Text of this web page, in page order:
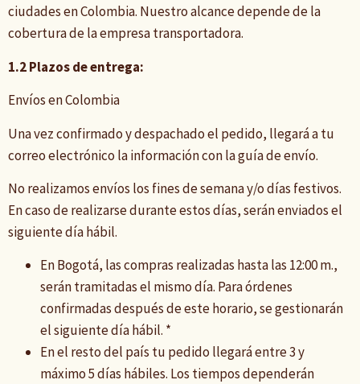
ciudades en Colombia. Nuestro alcance depende de la
cobertura de la empresa transportadora.
1.2 Plazos de entrega:
Envíos en Colombia
Una vez confirmado y despachado el pedido, llegará a tu
correo electrónico la información con la guía de envío.
No realizamos envíos los fines de semana y/o días festivos.
En caso de realizarse durante estos días, serán enviados el
siguiente día hábil.
En Bogotá, las compras realizadas hasta las 12:00 m.,
serán tramitadas el mismo día. Para órdenes
confirmadas después de este horario, se gestionarán
el siguiente día hábil. *
En el resto del país tu pedido llegará entre 3 y
máximo 5 días hábiles. Los tiempos dependerán